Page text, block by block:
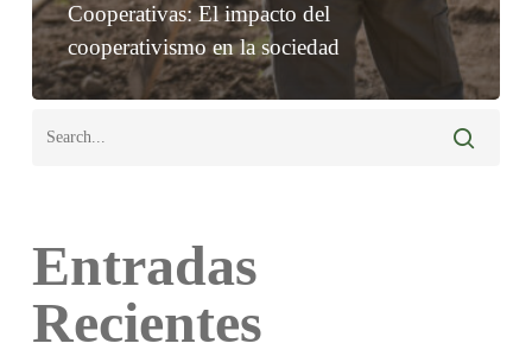
Cooperativas: El impacto del
cooperativismo en la sociedad
Entradas
Recientes